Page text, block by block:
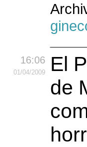
16:06
01/04/2009
El
de